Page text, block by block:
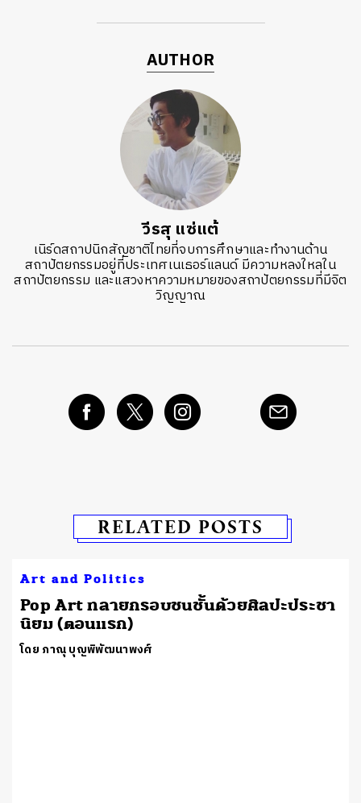
AUTHOR
วีรสุ แซ่แต้
เนิร์ดสถาปนิกสัญชาติไทยที่จบการศึกษาและทำงานด้าน
สถาปัตยกรรมอยู่ที่ประเทศเนเธอร์แลนด์ มีความหลงใหลใน
สถาปัตยกรรม และแสวงหาความหมายของสถาปัตยกรรมที่มีจิต
วิญญาณ
RELATED POSTS
Art and Politics
Pop Art ทลายกรอบชนชั้นด้วยศิลปะประชา
นิยม (ตอนแรก)
โดย ภาณุ บุญพิพัฒนาพงศ์